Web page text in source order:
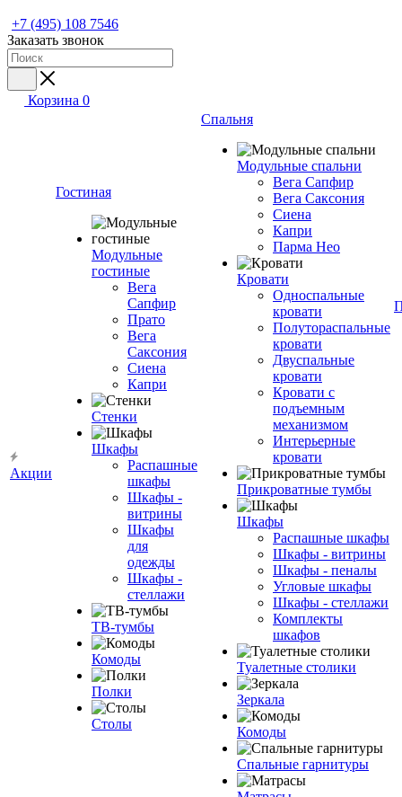
+7 (495) 108 7546
Заказать звонок
Корзина 0
Акции
Гостиная
Модульные
гостиные
Вега
Сапфир
Прато
Вега
Саксония
Сиена
Капри
Стенки
Шкафы
Распашные
шкафы
Шкафы -
витрины
Шкафы
для
одежды
Шкафы -
стеллажи
ТВ-тумбы
Комоды
Полки
Столы
Спальня
Модульные спальни
Вега Сапфир
Вега Саксония
Сиена
Капри
Парма Нео
Кровати
Односпальные
кровати
Полутораспальные
кровати
Двуспальные
кровати
Кровати с
подъемным
механизмом
Интерьерные
кровати
Прикроватные тумбы
Шкафы
Распашные шкафы
Шкафы - витрины
Шкафы - пеналы
Угловые шкафы
Шкафы - стеллажи
Комплекты
шкафов
Туалетные столики
Зеркала
Комоды
Спальные гарнитуры